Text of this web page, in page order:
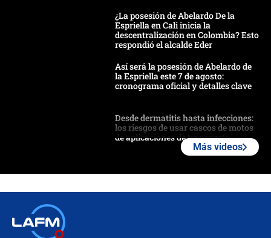
¿La posesión de Abelardo De la
Espriella en Cali inicia la
descentralización en Colombia? Esto
respondió el alcalde Eder
Así será la posesión de Abelardo de
la Espriella este 7 de agosto:
cronograma oficial y detalles clave
Desde dermatitis hasta infecciones:
los riesgos de usar cascos de motos
de aplicaciones de transporte
Más videos